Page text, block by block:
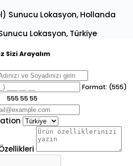
Sunucu Lokasyon, Hollanda
Lokasyon, Türkiye
Sizi Arayalım
Format: (555)
555 55 55